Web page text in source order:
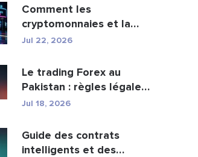
Comment les
cryptomonnaies et la
fintech transforment les
Jul 22, 2026
Le trading Forex au
Pakistan : règles légales,
courtiers, appli...
Jul 18, 2026
Guide des contrats
intelligents et des